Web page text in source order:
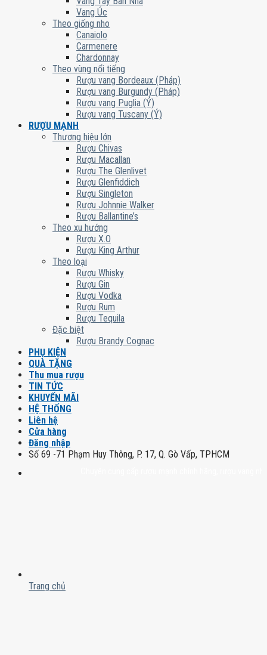
Vang Úc
Theo giống nho
Canaiolo
Carmenere
Chardonnay
Theo vùng nổi tiếng
Rượu vang Bordeaux (Pháp)
Rượu vang Burgundy (Pháp)
Rượu vang Puglia (Ý)
Rượu vang Tuscany (Ý)
RƯỢU MẠNH
Thương hiệu lớn
Rượu Chivas
Rượu Macallan
Rượu The Glenlivet
Rượu Glenfiddich
Rượu Singleton
Rượu Johnnie Walker
Rượu Ballantine’s
Theo xu hướng
Rượu X.O
Rượu King Arthur
Theo loại
Rượu Whisky
Rượu Gin
Rượu Vodka
Rượu Rum
Rượu Tequila
Đặc biệt
Rượu Brandy Cognac
PHỤ KIỆN
QUÀ TẶNG
Thu mua rượu
TIN TỨC
KHUYẾN MÃI
HỆ THỐNG
Liên hệ
Cửa hàng
Đăng nhập
Số 69 -71 Phạm Huy Thông, P. 17, Q. Gò Vấp, TPHCM
Trang chủ